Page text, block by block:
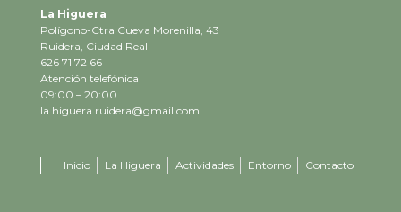
La Higuera
Polígono-Ctra Cueva Morenilla, 43
Ruidera, Ciudad Real
626 71 72 66
Atención telefónica
09:00 – 20:00
la.higuera.ruidera@gmail.com
Inicio La Higuera Actividades Entorno Contacto